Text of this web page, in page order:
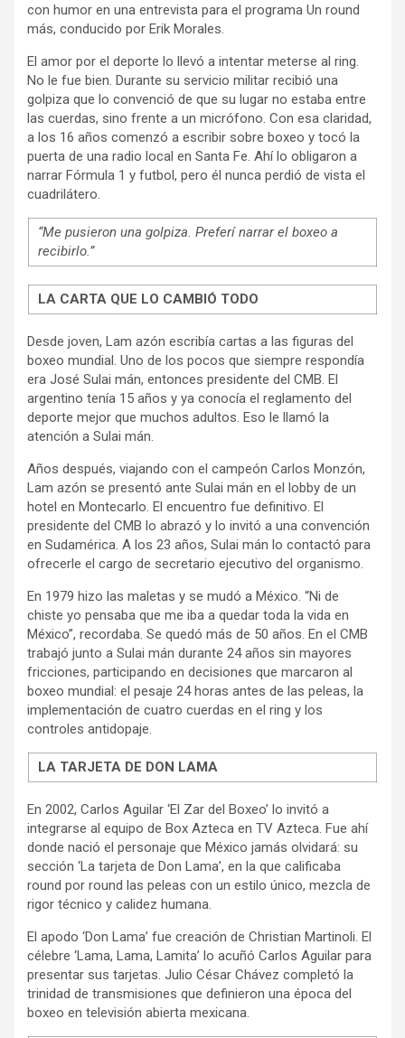
con humor en una entrevista para el programa Un round
más, conducido por Erik Morales.
El amor por el deporte lo llevó a intentar meterse al ring.
No le fue bien. Durante su servicio militar recibió una
golpiza que lo convenció de que su lugar no estaba entre
las cuerdas, sino frente a un micrófono. Con esa claridad,
a los 16 años comenzó a escribir sobre boxeo y tocó la
puerta de una radio local en Santa Fe. Ahí lo obligaron a
narrar Fórmula 1 y futbol, pero él nunca perdió de vista el
cuadrilátero.
“Me pusieron una golpiza. Preferí narrar el boxeo a
recibirlo.”
LA CARTA QUE LO CAMBIÓ TODO
Desde joven, Lam azón escribía cartas a las figuras del
boxeo mundial. Uno de los pocos que siempre respondía
era José Sulai mán, entonces presidente del CMB. El
argentino tenía 15 años y ya conocía el reglamento del
deporte mejor que muchos adultos. Eso le llamó la
atención a Sulai mán.
Años después, viajando con el campeón Carlos Monzón,
Lam azón se presentó ante Sulai mán en el lobby de un
hotel en Montecarlo. El encuentro fue definitivo. El
presidente del CMB lo abrazó y lo invitó a una convención
en Sudamérica. A los 23 años, Sulai mán lo contactó para
ofrecerle el cargo de secretario ejecutivo del organismo.
En 1979 hizo las maletas y se mudó a México. “Ni de
chiste yo pensaba que me iba a quedar toda la vida en
México”, recordaba. Se quedó más de 50 años. En el CMB
trabajó junto a Sulai mán durante 24 años sin mayores
fricciones, participando en decisiones que marcaron al
boxeo mundial: el pesaje 24 horas antes de las peleas, la
implementación de cuatro cuerdas en el ring y los
controles antidopaje.
LA TARJETA DE DON LAMA
En 2002, Carlos Aguilar ‘El Zar del Boxeo’ lo invitó a
integrarse al equipo de Box Azteca en TV Azteca. Fue ahí
donde nació el personaje que México jamás olvidará: su
sección ‘La tarjeta de Don Lama’, en la que calificaba
round por round las peleas con un estilo único, mezcla de
rigor técnico y calidez humana.
El apodo ‘Don Lama’ fue creación de Christian Martinoli. El
célebre ‘Lama, Lama, Lamita’ lo acuñó Carlos Aguilar para
presentar sus tarjetas. Julio César Chávez completó la
trinidad de transmisiones que definieron una época del
boxeo en televisión abierta mexicana.